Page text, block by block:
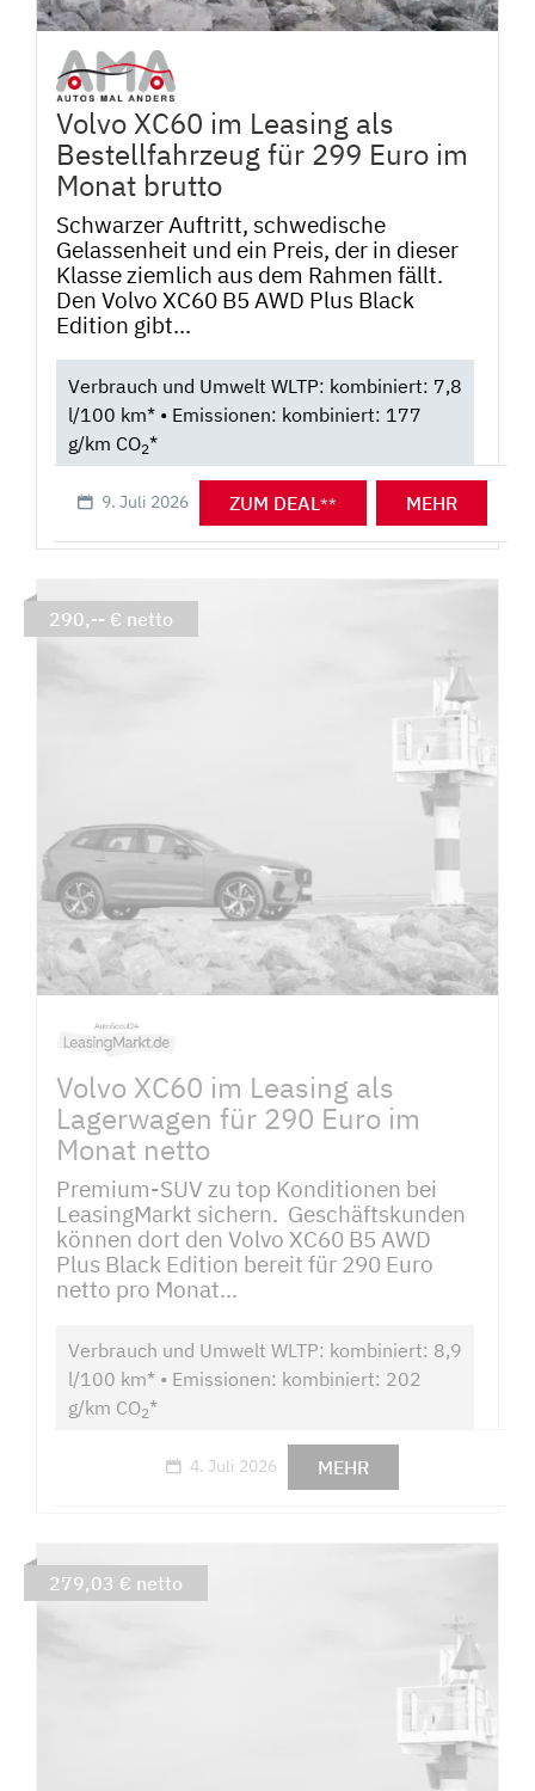
Volvo XC60 im Leasing als
Bestellfahrzeug für 299 Euro im
Monat brutto
Schwarzer Auftritt, schwedische
Gelassenheit und ein Preis, der in dieser
Klasse ziemlich aus dem Rahmen fällt.
Den Volvo XC60 B5 AWD Plus Black
Edition gibt...
Verbrauch und Umwelt WLTP: kombiniert: 7,8
l/100 km* • Emissionen: kombiniert: 177
g/km CO2*
9. Juli 2026 ZUM DEAL** MEHR
Volvo XC60 im Leasing als
Lagerwagen für 290 Euro im
Monat netto
Premium-SUV zu top Konditionen bei
LeasingMarkt sichern. Geschäftskunden
können dort den Volvo XC60 B5 AWD
Plus Black Edition bereit für 290 Euro
netto pro Monat...
Verbrauch und Umwelt WLTP: kombiniert: 8,9
l/100 km* • Emissionen: kombiniert: 202
g/km CO2*
4. Juli 2026 MEHR
290,-- € netto
279,03 € netto